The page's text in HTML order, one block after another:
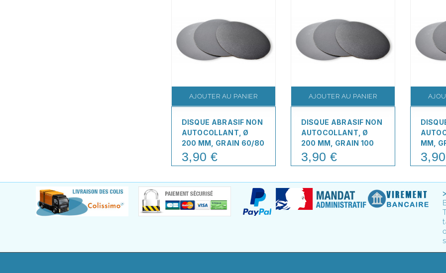
AJOUTER AU PANIER
DISQUE ABRASIF NON
AUTOCOLLANT, Ø
200 MM, GRAIN 60/80
Price
3,90 €
AJOUTER AU PANIER
DISQUE ABRASIF NON
AUTOCOLLANT, Ø
200 MM, GRAIN 100
Price
3,90 €
MM,
Price